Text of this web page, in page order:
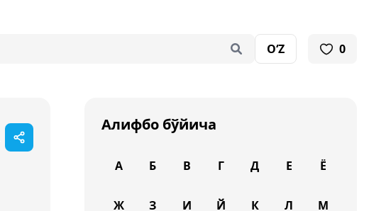
O‘Z 0
Алифбо бўйича
А Б В Г Д Е Ё
Ж З И Й К Л М